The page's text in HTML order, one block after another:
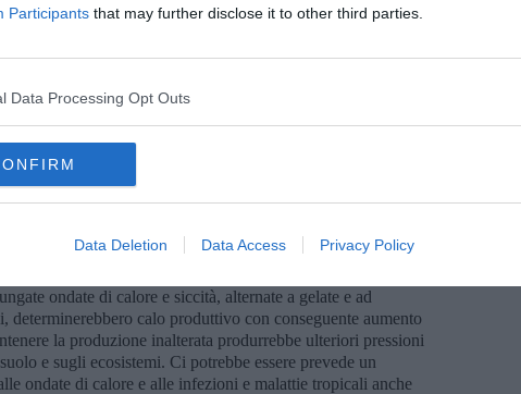
Participants that may further disclose it to other third parties.
Data Processing Opt Outs
Data Deletion Data Access Privacy Policy
legati al clima (ondate di calore marine, acidificazione e
(inquinamento, pesca, attività marine); aumentano le
diminuisce;b) gli ecosistemi costali sono invece colpiti
oltre che dall’aumento del livello del mare e dal rischio di
la siccità, il riscaldamento, l’estremizzazione delle piogge e
acquatici e le zone umide sono degradati dall’uso
dalle attività industriali e dalla crisi climatica;e) la
con conseguente diminuzione della loro capacità di
la sicurezza alimentare entro metà secolo; nelle
ondate di calore e siccità, alternate a gelate e ad
calo produttivo con conseguente aumento
la produzione inalterata produrrebbe ulteriori pressioni
e sugli ecosistemi. Ci potrebbe essere prevede un
ondate di calore e alle infezioni e malattie tropicali anche